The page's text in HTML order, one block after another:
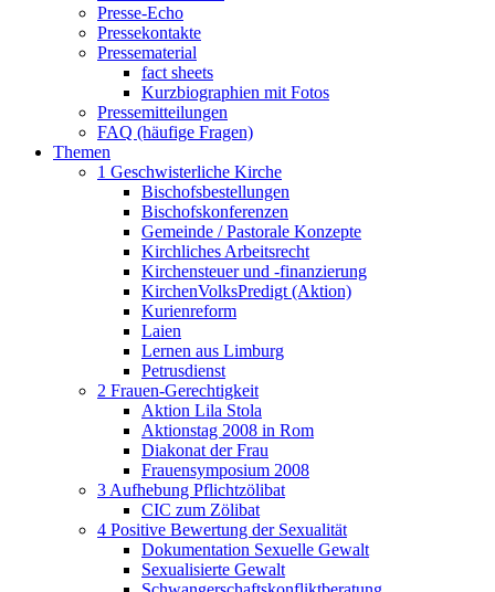
Presse-Echo
Pressekontakte
Pressematerial
fact sheets
Kurzbiographien mit Fotos
Pressemitteilungen
FAQ (häufige Fragen)
Themen
1 Geschwisterliche Kirche
Bischofsbestellungen
Bischofskonferenzen
Gemeinde / Pastorale Konzepte
Kirchliches Arbeitsrecht
Kirchensteuer und -finanzierung
KirchenVolksPredigt (Aktion)
Kurienreform
Laien
Lernen aus Limburg
Petrusdienst
2 Frauen-Gerechtigkeit
Aktion Lila Stola
Aktionstag 2008 in Rom
Diakonat der Frau
Frauensymposium 2008
3 Aufhebung Pflichtzölibat
CIC zum Zölibat
4 Positive Bewertung der Sexualität
Dokumentation Sexuelle Gewalt
Sexualisierte Gewalt